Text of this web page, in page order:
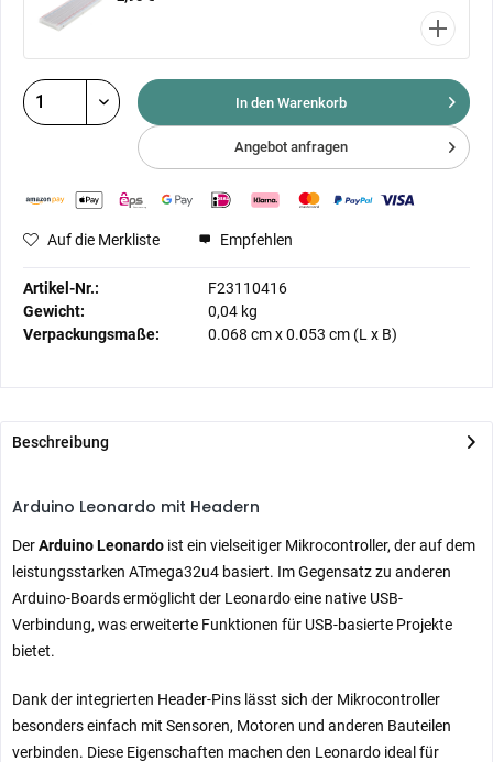
In den Warenkorb
Angebot anfragen
Auf die Merkliste Empfehlen
Artikel-Nr.:
F23110416
Gewicht:
0,04 kg
Verpackungsmaße:
0.068 cmx0.053 cm (L x B)
Beschreibung
Arduino Leonardo mit Headern
DerArduino Leonardo ist ein vielseitiger Mikrocontroller, der auf dem
leistungsstarken ATmega32u4 basiert. Im Gegensatz zu anderen
Arduino-Boards ermöglicht der Leonardo eine native USB-
Verbindung, was erweiterte Funktionen für USB-basierte Projekte
bietet.
Dank der integrierten Header-Pins lässt sich der Mikrocontroller
besonders einfach mit Sensoren, Motoren und anderen Bauteilen
verbinden. Diese Eigenschaften machen den Leonardo ideal für